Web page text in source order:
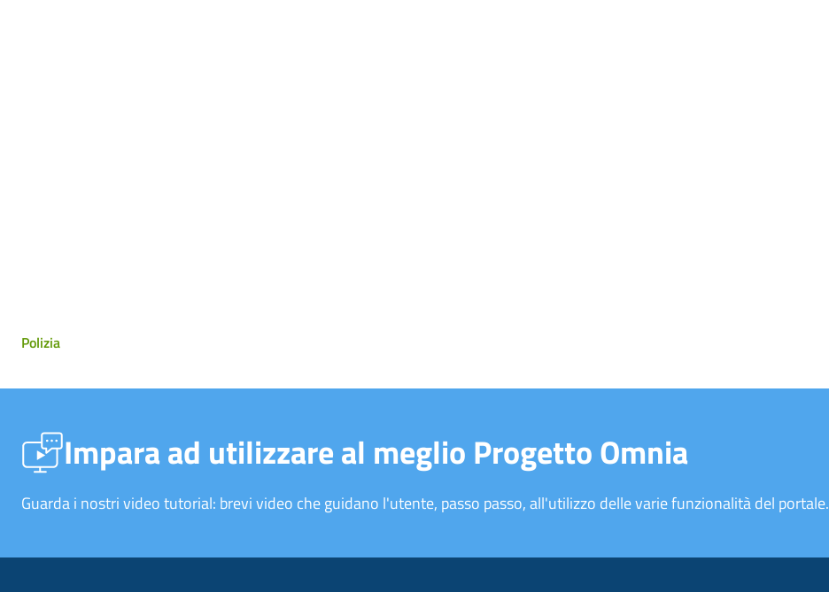
Polizia
Impara ad utilizzare al meglio Progetto Omnia
Guarda i nostri video tutorial: brevi video che guidano l'utente, passo passo, all'utilizzo delle varie funzionalità del portale.